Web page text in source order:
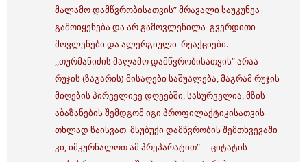
მალამო დამწვრობისათვის” მრავალი საუკუნეა
გამოიყენება და არ გამოვლენილა გვერდითი
მოვლენები და ალერგიული რეაქციები.
,,თურმანიძის მალამო დამწვრობისათვის” არაა
რუჯის (ზაგარის) მისაღები საშუალება, მაგრამ რუჯის
მიღების პირველივე დღეებში, სასურველია, მზის
აბაზანების შემდგომ იგი პროფილაქტიკისათვის
თხლად წაისვათ. მსუბუქი დამწვრობის შემთხვევაში
კი, იმკურნალოთ ამ პრეპარატით” – ციტატის